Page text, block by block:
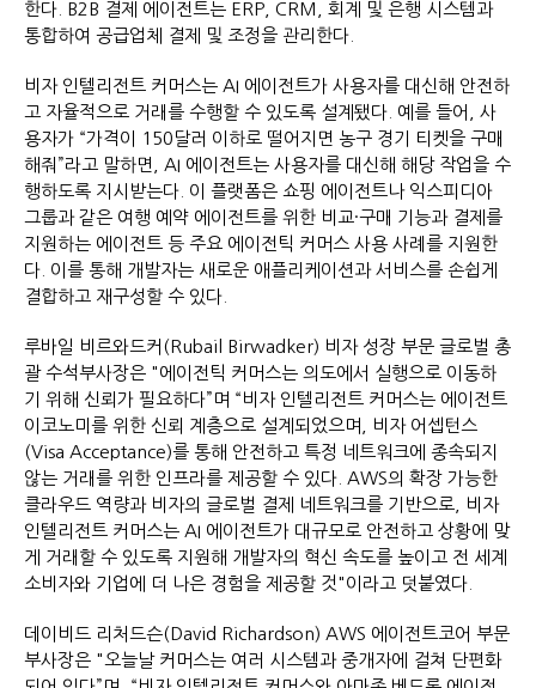
한다. B2B 결제 에이전트는 ERP, CRM, 회계 및 은행 시스템과
통합하여 공급업체 결제 및 조정을 관리한다.
비자 인텔리전트 커머스는 AI 에이전트가 사용자를 대신해 안전하
고 자율적으로 거래를 수행할 수 있도록 설계됐다. 예를 들어, 사
용자가 “가격이 150달러 이하로 떨어지면 농구 경기 티켓을 구매
해줘”라고 말하면, AI 에이전트는 사용자를 대신해 해당 작업을 수
행하도록 지시받는다. 이 플랫폼은 쇼핑 에이전트나 익스피디아
그룹과 같은 여행 예약 에이전트를 위한 비교·구매 기능과 결제를
지원하는 에이전트 등 주요 에이전틱 커머스 사용 사례를 지원한
다. 이를 통해 개발자는 새로운 애플리케이션과 서비스를 손쉽게
결합하고 재구성할 수 있다.
루바일 비르와드커(Rubail Birwadker) 비자 성장 부문 글로벌 총
괄 수석부사장은 "에이전틱 커머스는 의도에서 실행으로 이동하
기 위해 신뢰가 필요하다”며 “비자 인텔리전트 커머스는 에이전트
이코노미를 위한 신뢰 계층으로 설계되었으며, 비자 어셉턴스
(Visa Acceptance)를 통해 안전하고 특정 네트워크에 종속되지
않는 거래를 위한 인프라를 제공할 수 있다. AWS의 확장 가능한
클라우드 역량과 비자의 글로벌 결제 네트워크를 기반으로, 비자
인텔리전트 커머스는 AI 에이전트가 대규모로 안전하고 상황에 맞
게 거래할 수 있도록 지원해 개발자의 혁신 속도를 높이고 전 세계
소비자와 기업에 더 나은 경험을 제공할 것"이라고 덧붙였다.
데이비드 리처드슨(David Richardson) AWS 에이전트코어 부문
부사장은 "오늘날 커머스는 여러 시스템과 중개자에 걸쳐 단편화